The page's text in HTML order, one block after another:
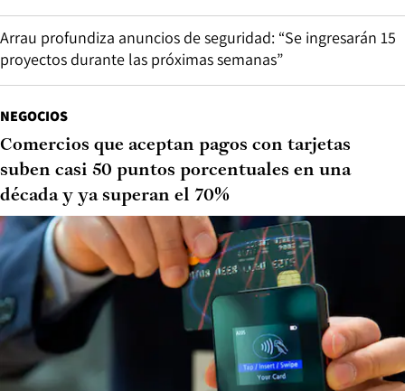
Arrau profundiza anuncios de seguridad: “Se ingresarán 15
proyectos durante las próximas semanas”
NEGOCIOS
Comercios que aceptan pagos con tarjetas
suben casi 50 puntos porcentuales en una
década y ya superan el 70%